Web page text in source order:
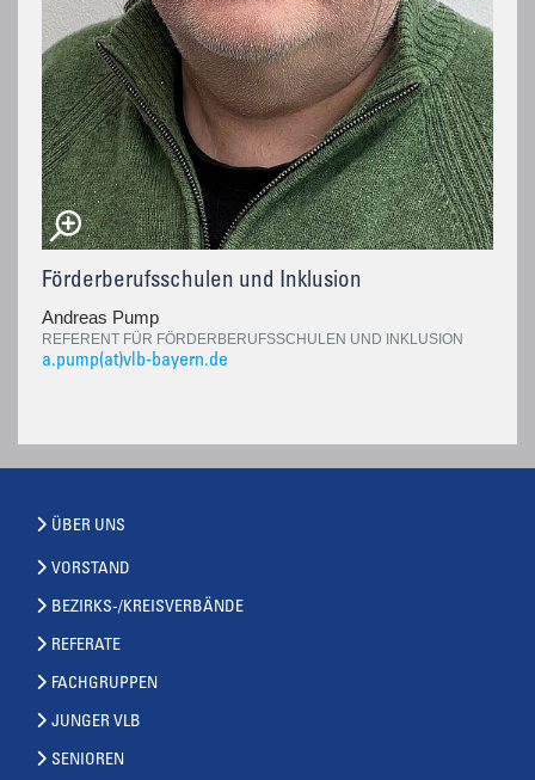
Förderberufsschulen und Inklusion
Andreas Pump
REFERENT FÜR FÖRDERBERUFSSCHULEN UND INKLUSION
a.pump(at)vlb-bayern.de
ÜBER UNS
VORSTAND
BEZIRKS-/KREISVERBÄNDE
REFERATE
FACHGRUPPEN
JUNGER VLB
SENIOREN